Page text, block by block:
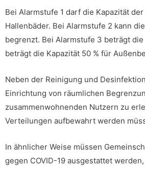
Bei Alarmstufe 1 darf die Kapazität
Hallenbäder. Bei Alarmstufe 2 kann
begrenzt. Bei Alarmstufe 3 beträgt
beträgt die Kapazität 50 % für
Neben der Reinigung und
Einrichtung von räumlichen
zusammenwohnenden Nutzern zu
Verteilungen aufbewahrt werden
In ähnlicher Weise müssen
gegen COVID-19 ausgestattet